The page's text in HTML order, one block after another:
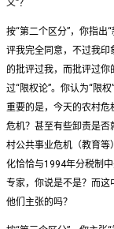
义”？
按“第二个区分”，你指出
评我完全同意，不过我印
的批评过我，而批评过你
过“限权论”。你认为“限
重要的是，今天的农村危
危机？甚至有些卸责是
村公共事业危机（教育
化恰恰与1994年分税制
专家，你说是不是？而这
他们主张的吗？